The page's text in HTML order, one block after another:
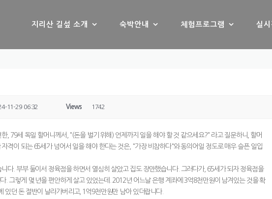
지리산 길섶 소개 숙박안내 체험프로그램 실
11-29 06:32 Views 1742
, 79세 독일 할머니께서, "(돈을 벌기 위해) 언제까지 일을 해야 할 것 같으세요?" 라고 질문하니, 할머
격이 되는 65세가 넘어서 일을 해야 한다는 것은, "가장 비참하다"와 동의어일 정도로 매우 슬픈 일입
다. 부부 둘이서 정육점을 하면서 열심히 살았고 집도 장만했습니다. 그러다가, 65세가 되자 정육점을
. 그렇게 몇 년을 편안하게 살고 있었는데. 2012년 어느날 은행 계좌에 3억8천만원이 남겨있는 것을 확
있던 돈 절반이 날라가버리고, 1억9천만원만 남아 있더랍니다.